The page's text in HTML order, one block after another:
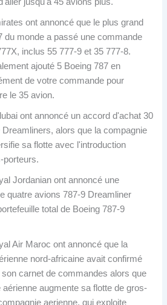
ont annoncé que le plus grand
du monde a passé une commande
inclus 55 777-9 et 35 777-8.
ajouté 5 Boeing 787 en
de votre commande pour
le 35 avion.
ont annoncé un accord d'achat 30
Dreamliners, alors que la compagnie
sa flotte avec l'introduction
porteurs.
Jordanian ont annoncé une
quatre avions 787-9 Dreamliner
total de Boeing 787-9
Air Maroc ont annoncé que la
nord-africaine avait confirmé
carnet de commandes alors que
aérienne augmente sa flotte de gros-
aerienne, qui exploite